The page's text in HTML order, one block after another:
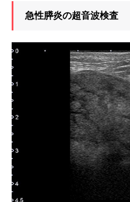
急性膵炎の超音波検査